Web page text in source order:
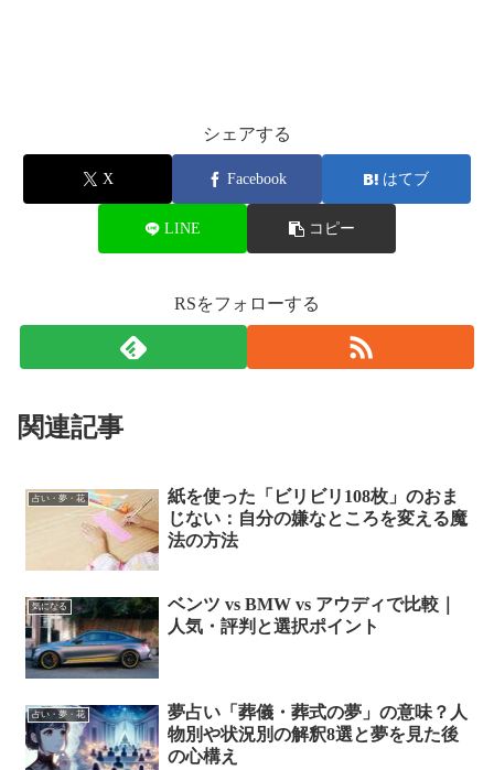
シェアする
X Facebook はてブ
LINE コピー
RSをフォローする
関連記事
占い・夢・花
紙を使った「ビリビリ108枚」のおま
じない：自分の嫌なところを変える魔
法の方法
気になる
ベンツ vs BMW vs アウディで比較｜
人気・評判と選択ポイント
占い・夢・花
夢占い「葬儀・葬式の夢」の意味？人
物別や状況別の解釈8選と夢を見た後
の心構え